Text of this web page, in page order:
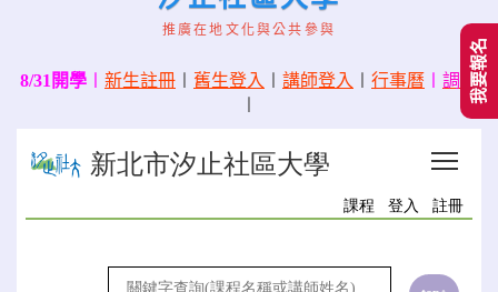
推廣在地文化與公共參與
8/31開學 新生註冊 舊生登入 講師登入 行事曆
調課我要報名